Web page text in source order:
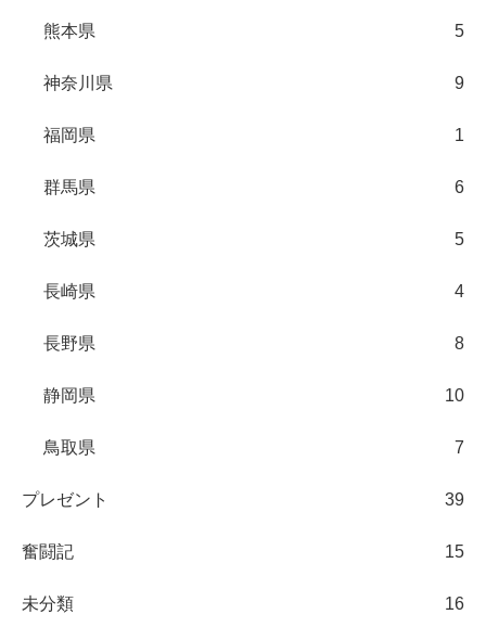
熊本県 5
神奈川県 9
福岡県 1
群馬県 6
茨城県 5
長崎県 4
長野県 8
静岡県 10
鳥取県 7
プレゼント 39
奮闘記 15
未分類 16